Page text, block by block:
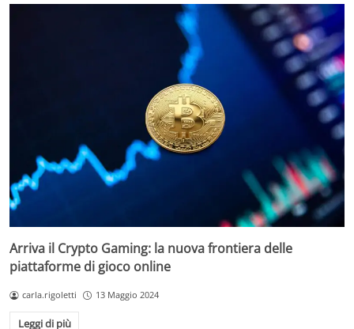
Arriva il Crypto Gaming: la nuova frontiera delle
piattaforme di gioco online
carla.rigoletti 13 Maggio 2024
Leggi di più